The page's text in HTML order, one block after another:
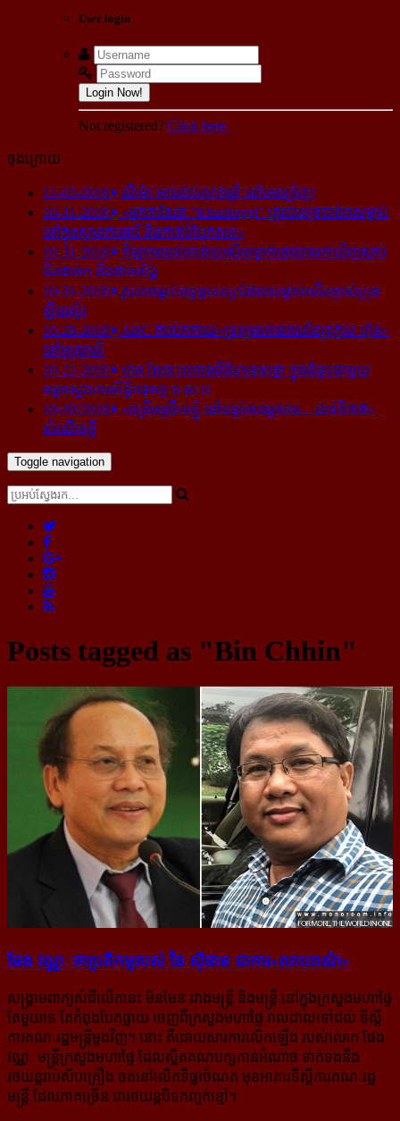
User login
Login Now!
Not registered? Click here.
ចុងក្រោយ
11-02-2018
ណីម៉ា អាច​ជាប់​គុក​៦ឆ្នាំ នៅ​អេស្ប៉ាញ!
10-31-2018
«អ្នក​កាសែត "Khashoggi" ត្រូវ​បាន​ច្របាច់ក​សម្លាប់​
នៅ​ក្នុង​ស្ថាន​ភារធារី និង​កាត់​បំបែក​សព»
10-31-2018
កីឡាករ​បាល់ទាត់​ប្រេស៊ីល​ម្នាក់​ត្រូវ​បាន​រក​ឃើញ​ស្លាប់​
ជិត​ដាច់ក និង​ដាច់​លិង្គ
10-31-2018
រូបភាព​ធ្លាក់​ឧទ្ធម្ភាគចក្រ​ដែល​សម្លាប់​អតីត​ម្ចាស់​ក្រុម​
ឡីឆេស្ទ័រ
10-28-2018
ABC គាស់​កកាយ​«ទ្រព្យមហាសាល​នៃ​ត្រកូល ហ៊ុន»​
នៅ​អូស្ត្រាលី
10-23-2018
ហ៊ុន សែន អះអាង​ពី​ជំហរ​ខុស​គ្នា ក្នុង​ជំនួប​ជាមួយ​
ឧត្តម​ស្នងការ​សិទ្ធិ​មនុស្ស អ.ស.ប
10-20-2018
«រាត្រីចន្ទទឹកឃ្មុំ នៅបន្ទប់សណ្ឋាគារ... ជាន់ទី៣៥»
សំណើចខ្លី
Toggle navigation
Posts tagged as "Bin Chhin"
ផែង វណ្ណៈ ថា​ប្រតិកម្ម​របស់ ផៃ ស៊ីផាន ជា​ការ​«លាប​ពណ៌​»
សង្គ្រាមពាក្យសំដីលើកនេះ មិនមែន រវាងមន្ត្រី និងមន្ត្រី នៅក្នុងក្រសួងមហាផ្ទៃ
តែមួយទេ តែកំពុងបែកធ្លាយ ចេញពីក្រសួងមហាផ្ទៃ រាលដាលទៅដល់ ទីស្ដី
ការគណៈរដ្ឋមន្ត្រី​ម្ដង​វិញ។ នោះ គឺដោយសារការលើកឡើង របស់លោក ផែង
វណ្ណៈ មន្ត្រីក្រសួងមហាផ្ទៃ ដែលស្និតគណបក្សកាន់អំណាច ទាក់ទងនឹង
រថយន្ដរាប់សិបគ្រឿង ចតនៅលើកទីធ្លាចំណត មុខអាគារទីស្តីការគណៈរដ្ឋ
មន្ត្រី ដែលភាគច្រើន ជារថយន្ដបិទកញ្ចក់ខ្មៅ។